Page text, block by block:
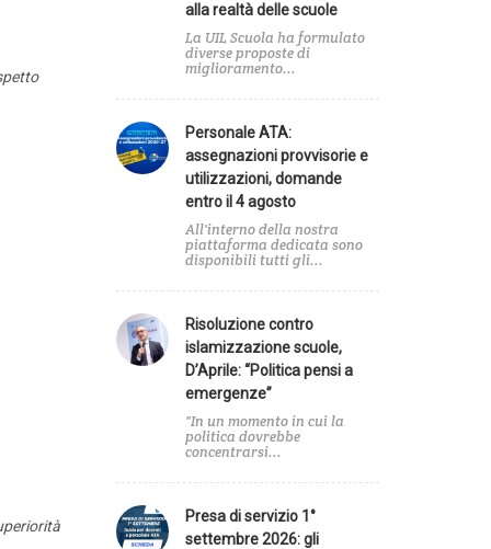
alla realtà delle scuole
La UIL Scuola ha formulato
diverse proposte di
miglioramento...
Personale ATA:
assegnazioni provvisorie e
utilizzazioni, domande
entro il 4 agosto
All'interno della nostra
piattaforma dedicata sono
disponibili tutti gli...
Risoluzione contro
islamizzazione scuole,
D’Aprile: “Politica pensi a
emergenze”
"In un momento in cui la
politica dovrebbe
concentrarsi...
Presa di servizio 1°
settembre 2026: gli